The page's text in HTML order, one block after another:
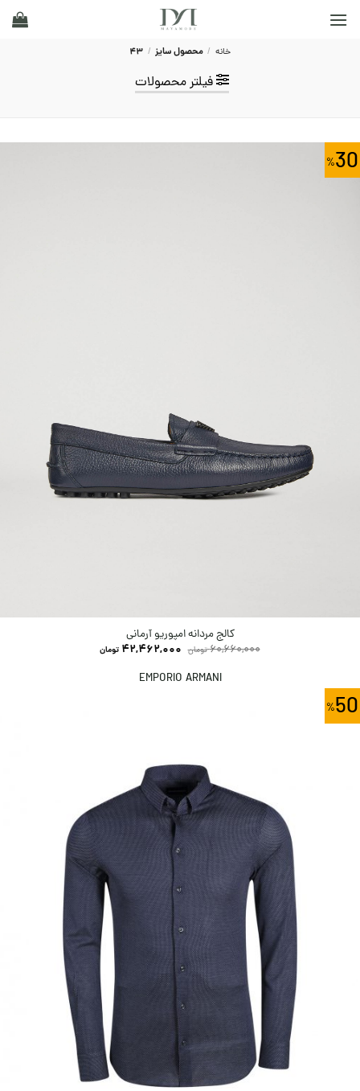
خانه / محصول سایز /
فیلتر محصولات
30
کالج مردانه امپوریو آرمانی
60,660,000 تومان 42,462,000 تومان
EMPORIO ARMANI
50